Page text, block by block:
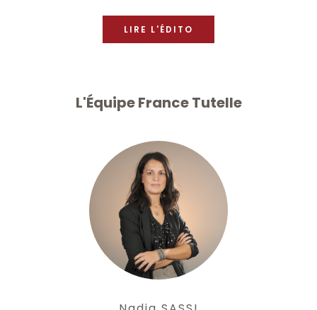
LIRE L'ÉDITO
L'Équipe France Tutelle